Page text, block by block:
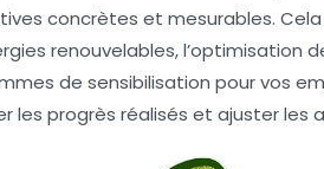
concrètes et mesurables.
renouvelables, l’optimisation
de sensibilisation pour vos
les progrès réalisés et ajuster les